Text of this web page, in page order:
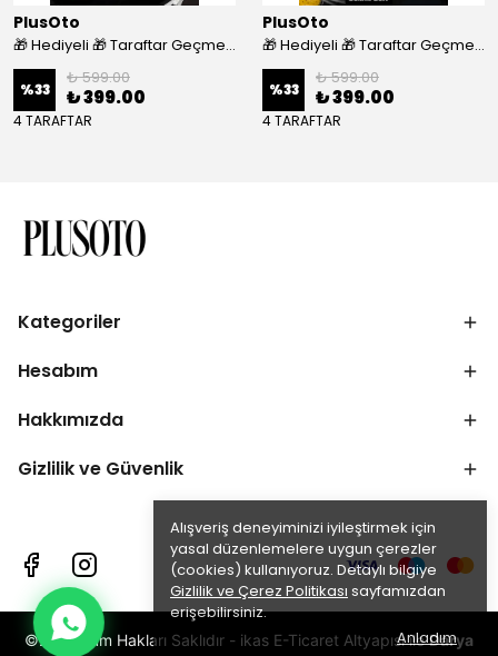
Alışveriş deneyiminizi iyileştirmek için
yasal düzenlemelere uygun çerezler
(cookies) kullanıyoruz. Detaylı bilgiye
Gizlilik ve Çerez Politikası sayfamızdan
erişebilirsiniz.
Anladım
PlusOto
🎁 Hediyeli 🎁 Taraftar Geçmeli Direksiyon Kılıfı - BEŞİKTAŞ
%33
₺ 599.00
₺ 399.00
4 TARAFTAR
PlusOto
🎁 Hediyeli 🎁 Taraftar Geçmeli Direksiyon Kılıfı - FENERBAHÇE
%33
₺ 599.00
₺ 399.00
4 TARAFTAR
Kategoriler
Hesabım
Hakkımızda
Gizlilik ve Güvenlik
©2025 Tüm Hakları Saklıdır - ikas E-Ticaret Altyapısı ileDarya